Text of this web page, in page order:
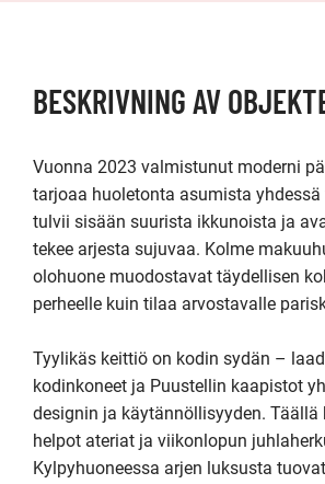
BESKRIVNING AV
Vuonna 2023 valmistunut moderni
tarjoaa huoletonta asumista
tulvii sisään suurista ikkunoista ja
tekee arjesta sujuvaa. Kolme
olohuone muodostavat täydellisen
perheelle kuin tilaa arvostavalle
Tyylikäs keittiö on kodin sydän –
kodinkoneet ja Puustellin kaapistot
designin ja käytännöllisyyden. Täällä
helpot ateriat ja viikonlopun
Kylpyhuoneessa arjen luksusta